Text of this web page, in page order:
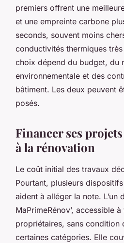
premiers offrent une
et une empreinte carbone
seconds, souvent moins
conductivités thermiques
choix dépend du budget, du
environnementale et des
bâtiment. Les deux peuvent
posés.
Financer ses
à la rénovation
Le coût initial des travaux
Pourtant, plusieurs
aident à alléger la note. L’un
MaPrimeRénov’, accessible
propriétaires, sans condition
certaines catégories. Elle